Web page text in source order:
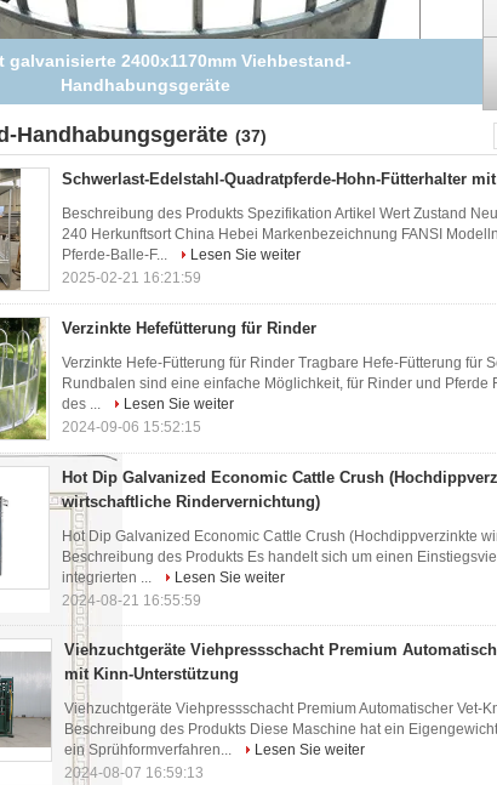
galvanisierte 2400x1170mm Viehbestand-
Handhabungsgeräte
Handhabungsgeräte (37)
Schwerlast-Edelstahl-Quadratpferde-Hohn-Fütterhalter
Beschreibung des Produkts Spezifikation Artikel Wert Zustand
240 Herkunftsort China Hebei Markenbezeichnung FANSI
Pferde-Balle-F...
Lesen Sie weiter
2025-02-21 16:21:59
Verzinkte Hefefütterung für Rinder
Verzinkte Hefe-Fütterung für Rinder Tragbare Hefe-Fütterung für
Rundbalen sind eine einfache Möglichkeit, für Rinder und Pferde
des ...
Lesen Sie weiter
2024-09-06 15:52:15
Hot Dip Galvanized Economic Cattle Crush
wirtschaftliche Rindervernichtung)
Hot Dip Galvanized Economic Cattle Crush (Hochdippverzinkte
Beschreibung des Produkts Es handelt sich um einen
integrierten ...
Lesen Sie weiter
2024-08-21 16:55:59
Viehzuchtgeräte Viehpressschacht Premium
mit Kinn-Unterstützung
Viehzuchtgeräte Viehpressschacht Premium Automatischer Vet-
Beschreibung des Produkts Diese Maschine hat ein
ein Sprühformverfahren...
Lesen Sie weiter
2024-08-07 16:59:13